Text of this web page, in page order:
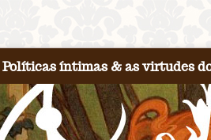
Políticas íntimas & as virtudes